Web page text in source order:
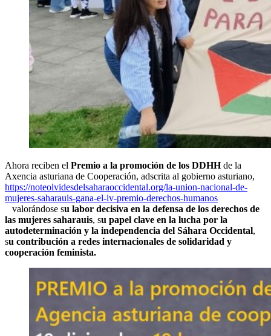
Ahora reciben el Premio a la promoción de los DDHHde la
Axencia asturiana de Cooperación, adscrita al gobierno asturiano,
https://noteolvidesdelsaharaoccidental.org/la-union-nacional-de-
mujeres-saharauis-gana-el-iv-premio-derechos-humanos
valorándose su labor decisiva en la defensa de los derechos de
las mujeres saharauis, su papel clave en la lucha por la
autodeterminación y la independencia del Sáhara Occidental,
su contribución a redes internacionales de solidaridad y
cooperación feminista.